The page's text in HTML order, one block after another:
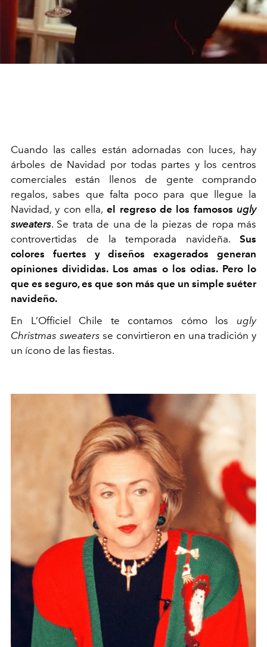
Cuando las calles están adornadas con luces, hay
árboles de Navidad por todas partes y los centros
comerciales están llenos de gente comprando
regalos, sabes que falta poco para que llegue la
Navidad, y con ella, el regreso de los famosos ugly
sweaters. Se trata de una de la piezas de ropa más
controvertidas de la temporada navideña. Sus
colores fuertes y diseños exagerados generan
opiniones divididas. Los amas o los odias. Pero lo
que es seguro, es que son más que un simple suéter
navideño.
En L’Officiel Chile te contamos cómo los ugly
Christmas sweaters se convirtieron en una tradición y
un ícono de las fiestas.